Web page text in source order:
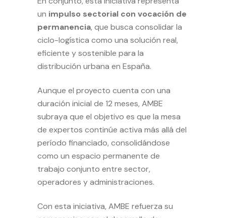
un impulso sectorial con vocación de
permanencia, que busca consolidar la
ciclo-logística como una solución real,
eficiente y sostenible para la
distribución urbana en España.
Aunque el proyecto cuenta con una
duración inicial de 12 meses, AMBE
subraya que el objetivo es que la mesa
de expertos continúe activa más allá del
período financiado, consolidándose
como un espacio permanente de
trabajo conjunto entre sector,
operadores y administraciones.
Con esta iniciativa, AMBE refuerza su